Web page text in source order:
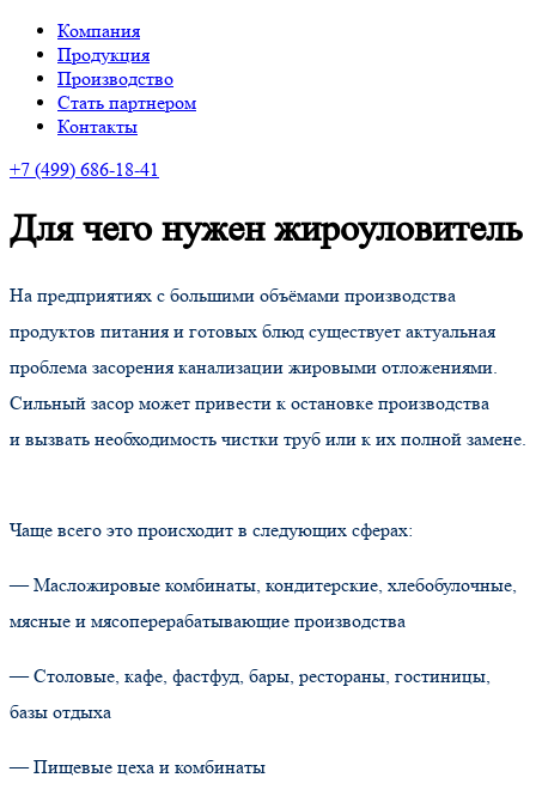
Компания
Продукция
Производство
Стать партнером
Контакты
+7 (499) 686-18-41
Для чего нужен жироуловитель
На предприятиях с большими объёмами производства
продуктов питания и готовых блюд существует актуальная
проблема засорения канализации жировыми отложениями.
Сильный засор может привести к остановке производства
и вызвать необходимость чистки труб или к их полной замене.
Чаще всего это происходит в следующих сферах:
— Масложировые комбинаты, кондитерские, хлебобулочные,
мясные и мясоперерабатывающие производства
— Столовые, кафе, фастфуд, бары, рестораны, гостиницы,
базы отдыха
— Пищевые цеха и комбинаты